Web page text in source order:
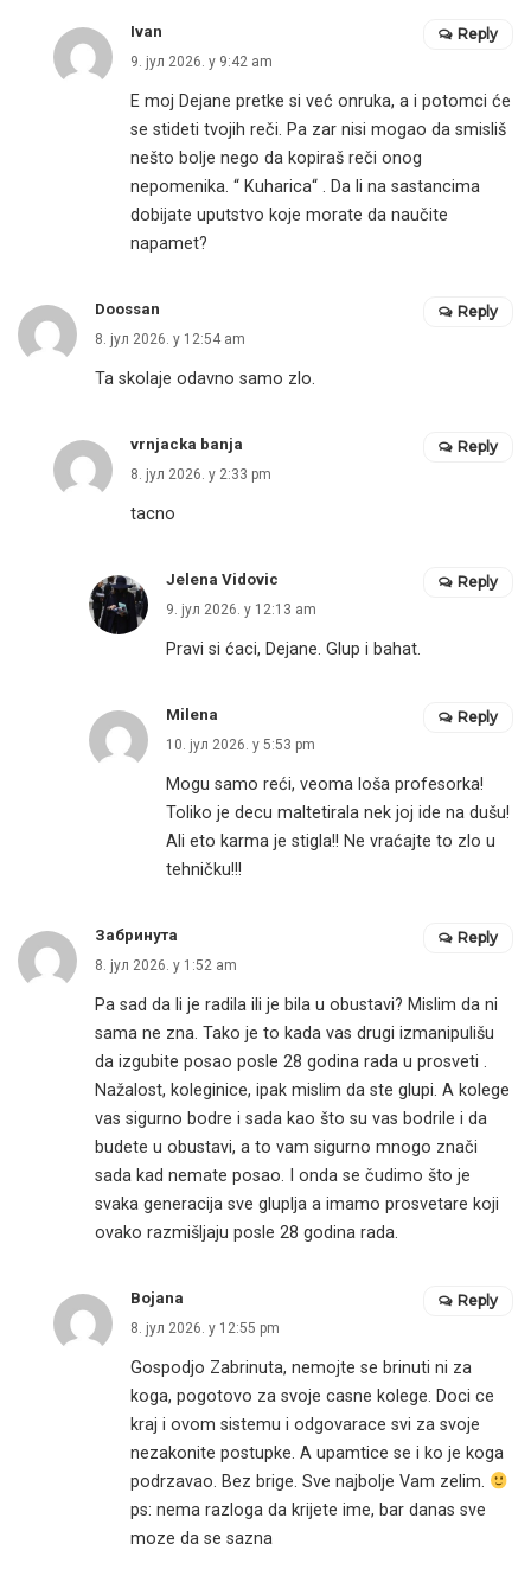
Ivan
9. јул 2026. у 9:42 am
E moj Dejane pretke si već onruka, a i potomci će
se stideti tvojih reči. Pa zar nisi mogao da smisliš
nešto bolje nego da kopiraš reči onog
nepomenika. “ Kuharica“ . Da li na sastancima
dobijate uputstvo koje morate da naučite
napamet?
Reply
Doossan
8. јул 2026. у 12:54 am
Ta skolaje odavno samo zlo.
Reply
vrnjacka banja
8. јул 2026. у 2:33 pm
tacno
Reply
Jelena Vidovic
9. јул 2026. у 12:13 am
Pravi si ćaci, Dejane. Glup i bahat.
Reply
Milena
10. јул 2026. у 5:53 pm
Mogu samo reći, veoma loša profesorka!
Toliko je decu maltetirala nek joj ide na dušu!
Ali eto karma je stigla!! Ne vraćajte to zlo u
tehničku!!!
Reply
Забринута
8. јул 2026. у 1:52 am
Pa sad da li je radila ili je bila u obustavi? Mislim da ni
sama ne zna. Tako je to kada vas drugi izmanipulišu
da izgubite posao posle 28 godina rada u prosveti .
Nažalost, koleginice, ipak mislim da ste glupi. A kolege
vas sigurno bodre i sada kao što su vas bodrile i da
budete u obustavi, a to vam sigurno mnogo znači
sada kad nemate posao. I onda se čudimo što je
svaka generacija sve gluplja a imamo prosvetare koji
ovako razmišljaju posle 28 godina rada.
Reply
Bojana
8. јул 2026. у 12:55 pm
Gospodjo Zabrinuta, nemojte se brinuti ni za
koga, pogotovo za svoje casne kolege. Doci ce
kraj i ovom sistemu i odgovarace svi za svoje
nezakonite postupke. A upamtice se i ko je koga
podrzavao. Bez brige. Sve najbolje Vam zelim.
ps: nema razloga da krijete ime, bar danas sve
moze da se sazna
Reply